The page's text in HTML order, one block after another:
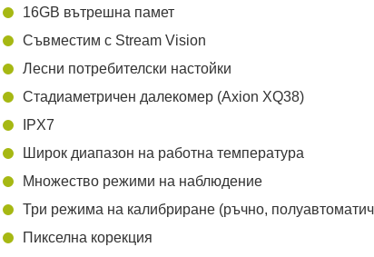
16GB вътрешна памет
Съвместим с Stream Vision
Лесни потребителски настойки
Стадиаметричен далекомер (Axion XQ38)
IPX7
Широк диапазон на работна температура
Множество режими на наблюдение
Три режима на калибриране (ръчно,
Пикселна корекция